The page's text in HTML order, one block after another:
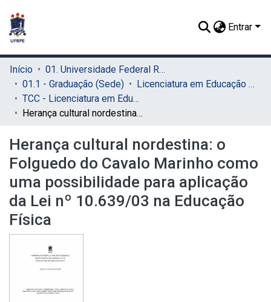
Entrar
Início
01. Universidade Federal Rural de Pernambuco - UFRPE (Sede)
01.1 - Graduação (Sede)
Licenciatura em Educação Física (Sede)
TCC - Licenciatura em Educação Física (Sede)
Herança cultural nordestina: o Folguedo do Cavalo Marinho como uma possibilidade para aplicação da Lei nº 10.639/03 na Educação Física
Herança cultural nordestina: o
Folguedo do Cavalo Marinho como
uma possibilidade para aplicação
da Lei nº 10.639/03 na Educação
Física